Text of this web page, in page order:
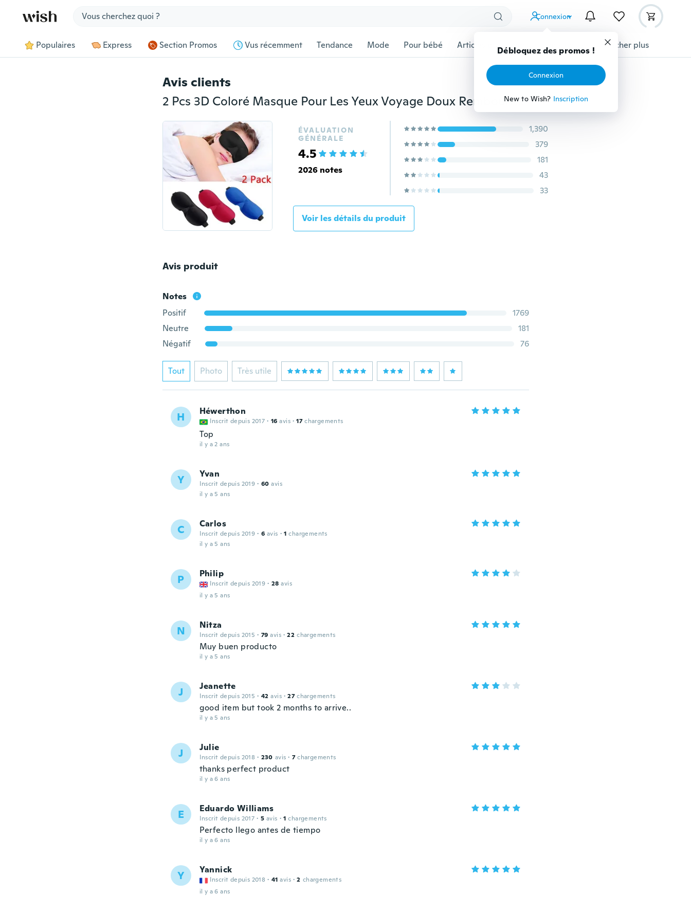
Connexion
Débloquez des promos !
Connexion
New to Wish? Inscription
Populaires Express Section Promos Vus récemment Tendance Mode Pour bébé Articles pour animaux domestiques Afficher plus
Avis clients
2 Pcs 3D Coloré Masque Pour Les Yeux Voyage Doux Rembourré Sommeil Ombre Couverture Repos Détendez-vous Dormir Les Yeux Bandés
ÉVALUATION
GÉNÉRALE
4.5
2026 notes
1,390
379
181
43
33
Voir les détails du produit
Avis produit
Notes
Positif
1769
Neutre
181
Négatif
76
Tout Photo Très utile
H Héwerthon
Inscrit depuis 2017 · 16 avis · 17 chargements
Top
il y a 2 ans
Y Yvan
Inscrit depuis 2019 · 60 avis
il y a 5 ans
C Carlos
Inscrit depuis 2019 · 6 avis · 1 chargements
il y a 5 ans
P Philip
Inscrit depuis 2019 · 28 avis
il y a 5 ans
N Nitza
Inscrit depuis 2015 · 79 avis · 22 chargements
Muy buen producto
il y a 5 ans
J Jeanette
Inscrit depuis 2015 · 42 avis · 27 chargements
good item but took 2 months to arrive..
il y a 5 ans
J Julie
Inscrit depuis 2018 · 230 avis · 7 chargements
thanks perfect product
il y a 6 ans
E Eduardo Williams
Inscrit depuis 2017 · 5 avis · 1 chargements
Perfecto llego antes de tiempo
il y a 6 ans
Y Yannick
Inscrit depuis 2018 · 41 avis · 2 chargements
il y a 6 ans